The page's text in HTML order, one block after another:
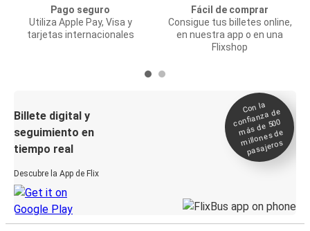
Pago seguro
Utiliza Apple Pay, Visa y
tarjetas internacionales
Fácil de comprar
Consigue tus billetes online,
en nuestra app o en una
Flixshop
Billete digital y
seguimiento en
tiempo real
Descubre la App de Flix
Con la
confianza de
más de 500
millones de
pasajeros